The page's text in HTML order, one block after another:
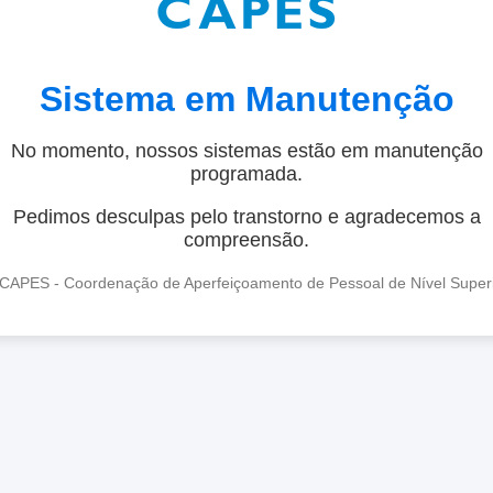
Sistema em Manutenção
No momento, nossos sistemas estão em manutenção
programada.
Pedimos desculpas pelo transtorno e agradecemos a
compreensão.
- Coordenação de Aperfeiçoamento de Pessoal de Nível